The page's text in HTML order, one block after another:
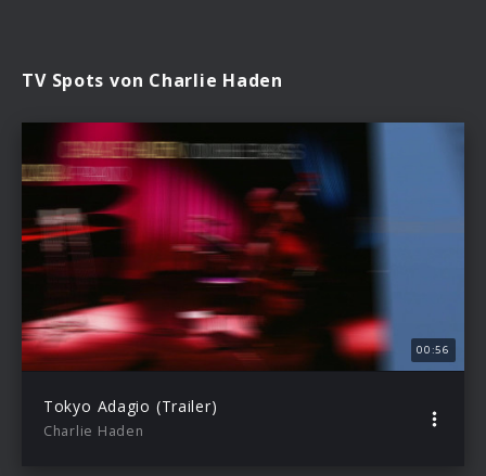
TV Spots von Charlie Haden
00:56
Tokyo Adagio (Trailer)
Charlie Haden